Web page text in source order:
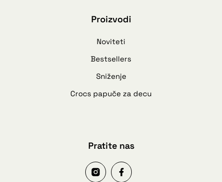
Proizvodi
Noviteti
Bestsellers
Sniženje
Crocs papuče za decu
Pratite nas